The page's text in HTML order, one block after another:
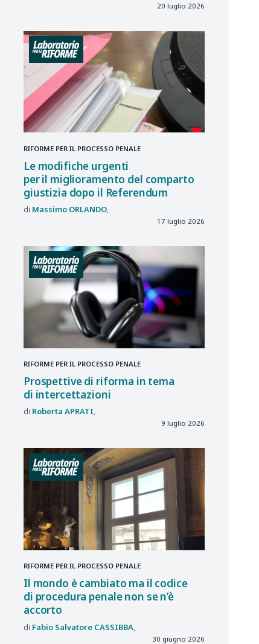
20 luglio 2026
RIFORME PER IL PROCESSO PENALE
Le modifiche urgenti
per il miglioramento del comparto
giustizia dopo il Referendum
Massimo ORLANDO
17 luglio 2026
RIFORME PER IL PROCESSO PENALE
Prospettive di riforma in tema
di intercettazioni
Roberta APRATI
9 luglio 2026
RIFORME PER IL PROCESSO PENALE
Il mondo è cambiato ma il codice
di procedura penale non se n’è
accorto
Fabio Salvatore CASSIBBA
30 giugno 2026